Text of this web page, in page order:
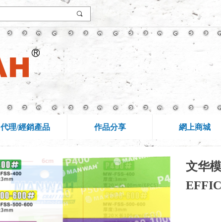
끠
代理/經銷產品 作品分享 網上商城
文华